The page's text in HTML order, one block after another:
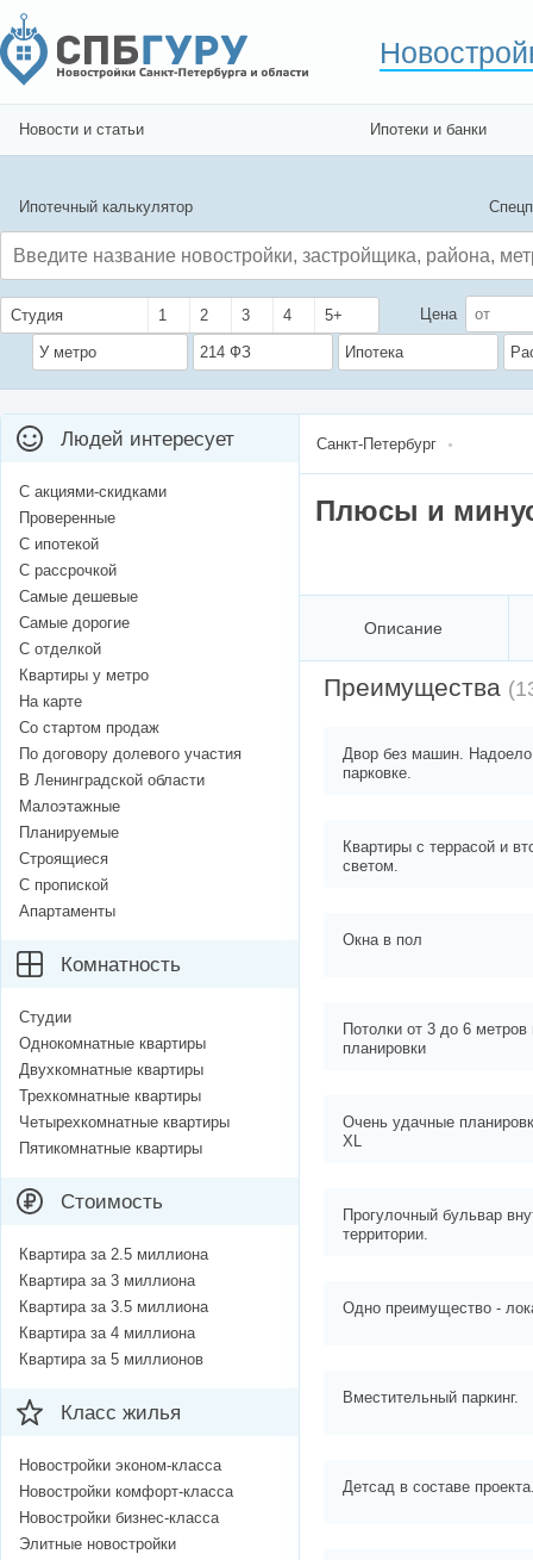
Новости и статьи Ипотеки и банки
Ипотечный калькулятор
Студия 1 2 3 4 5+ Цена
У метро 214 ФЗ Ипотека
Санкт-Петербург
Плюсы и
Описание
Преимущества
Двор без машин.
парковке.
Квартиры с террасой и
светом.
Окна в пол
Потолки от 3 до 6
планировки
Очень удачные
XL
Прогулочный бульвар
территории.
Одно преимущество -
Вместительный паркинг.
Детсад в составе
Людей интересует
С акциями-скидками
Проверенные
С ипотекой
С рассрочкой
Самые дешевые
Самые дорогие
С отделкой
Квартиры у метро
На карте
Со стартом продаж
По договору долевого участия
В Ленинградской области
Малоэтажные
Планируемые
Строящиеся
С пропиской
Апартаменты
Комнатность
Студии
Однокомнатные квартиры
Двухкомнатные квартиры
Трехкомнатные квартиры
Четырехкомнатные квартиры
Пятикомнатные квартиры
Стоимость
Квартира за 2.5 миллиона
Квартира за 3 миллиона
Квартира за 3.5 миллиона
Квартира за 4 миллиона
Квартира за 5 миллионов
Класс жилья
Новостройки эконом-класса
Новостройки комфорт-класса
Новостройки бизнес-класса
Элитные новостройки